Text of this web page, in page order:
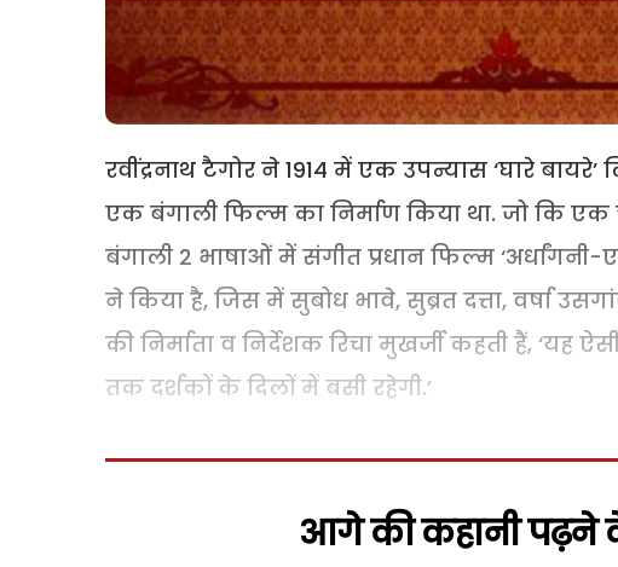
रवींद्रनाथ टैगोर ने 1914 में एक उपन्यास ‘घारे
एक बंगाली फिल्म का निर्माण किया था. जो कि एक
बंगाली 2 भाषाओं में संगीत प्रधान फिल्म
ने किया है, जिस में सुबोध भावे, सुब्रत दत्ता, वर्षा
की निर्माता व निर्देशक रिचा मुखर्जी कहती हैं,
तक दर्शकों के दिलों में बसी रहेगी.’
आगे की कहानी पढ़ने